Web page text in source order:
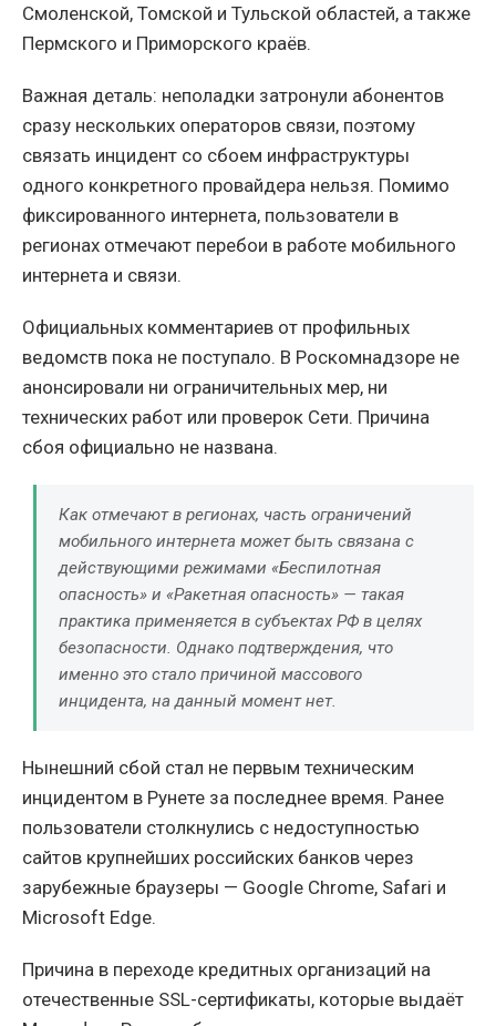
Смоленской, Томской и Тульской областей, а также
Пермского и Приморского краёв.
Важная деталь: неполадки затронули абонентов
сразу нескольких операторов связи, поэтому
связать инцидент со сбоем инфраструктуры
одного конкретного провайдера нельзя. Помимо
фиксированного интернета, пользователи в
регионах отмечают перебои в работе мобильного
интернета и связи.
Официальных комментариев от профильных
ведомств пока не поступало. В Роскомнадзоре не
анонсировали ни ограничительных мер, ни
технических работ или проверок Сети. Причина
сбоя официально не названа.
Как отмечают в регионах, часть ограничений
мобильного интернета может быть связана с
действующими режимами «Беспилотная
опасность» и «Ракетная опасность» — такая
практика применяется в субъектах РФ в целях
безопасности. Однако подтверждения, что
именно это стало причиной массового
инцидента, на данный момент нет.
Нынешний сбой стал не первым техническим
инцидентом в Рунете за последнее время. Ранее
пользователи столкнулись с недоступностью
сайтов крупнейших российских банков через
зарубежные браузеры — Google Chrome, Safari и
Microsoft Edge.
Причина в переходе кредитных организаций на
отечественные SSL-сертификаты, которые выдаёт